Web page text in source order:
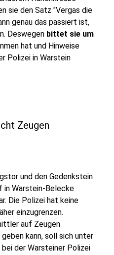
sie den Satz "Vergas die
genau das passiert ist,
Deswegen bittet sie um
hat und Hinweise
Polizei in Warstein
Zeugen
und den Gedenkstein
in Warstein-Belecke
Die Polizei hat keine
einzugrenzen.
auf Zeugen
kann, soll sich unter
der Warsteiner Polizei